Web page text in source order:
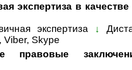
экспертиза в
экспертиза ↓
Viber, Skype
правовые